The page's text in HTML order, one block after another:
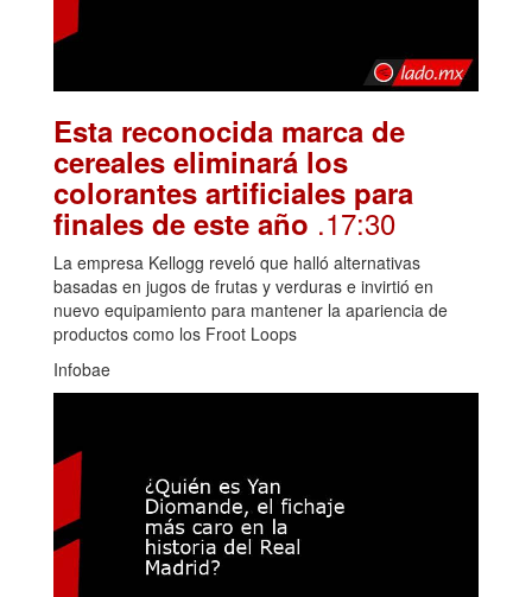
Esta reconocida marca de
cereales eliminará los
colorantes artificiales para
finales de este año .17:30
La empresa Kellogg reveló que halló alternativas
basadas en jugos de frutas y verduras e invirtió en
nuevo equipamiento para mantener la apariencia de
productos como los Froot Loops
Infobae